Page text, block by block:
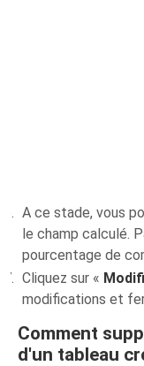
A ce stade, vous
le champ calculé.
pourcentage de
Cliquez sur «
modifications et
Comment
d'un tableau